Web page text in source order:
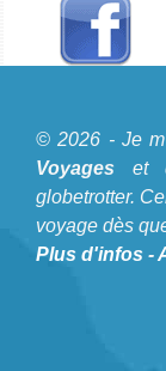
Je
Voyageset
globetrotter.
l'étranger et
© 2026 - Je
Voyages et
globetrotter.
voyage dès
Plus d'infos -